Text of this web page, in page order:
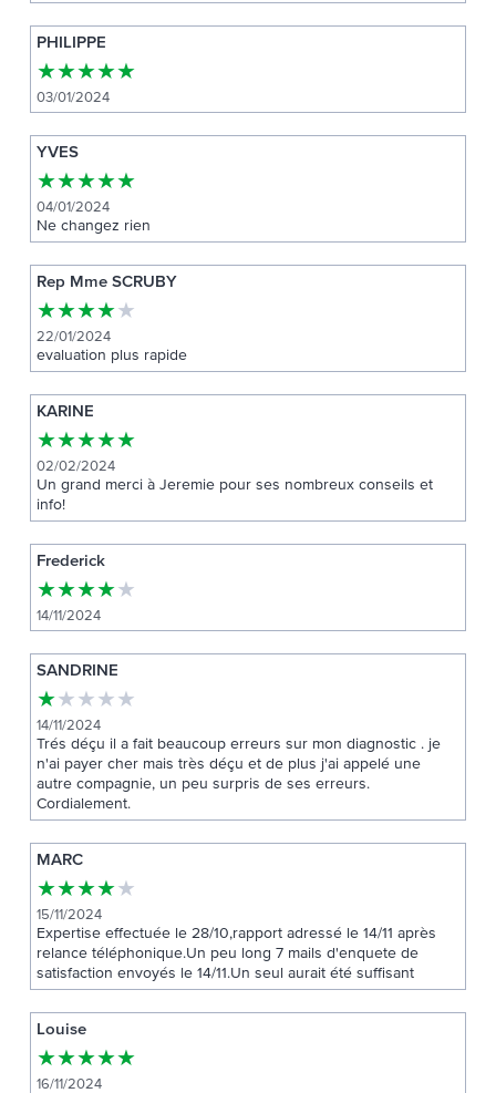
PHILIPPE
★★★★★
03/01/2024
YVES
★★★★★
04/01/2024
Ne changez rien
Rep Mme SCRUBY
★★★★★
22/01/2024
evaluation plus rapide
KARINE
★★★★★
02/02/2024
Un grand merci à Jeremie pour ses nombreux conseils et
info!
Frederick
★★★★★
14/11/2024
SANDRINE
★★★★★
14/11/2024
Trés déçu il a fait beaucoup erreurs sur mon diagnostic . je
n'ai payer cher mais très déçu et de plus j'ai appelé une
autre compagnie, un peu surpris de ses erreurs.
Cordialement.
MARC
★★★★★
15/11/2024
Expertise effectuée le 28/10,rapport adressé le 14/11 après
relance téléphonique.Un peu long 7 mails d'enquete de
satisfaction envoyés le 14/11.Un seul aurait été suffisant
Louise
★★★★★
16/11/2024